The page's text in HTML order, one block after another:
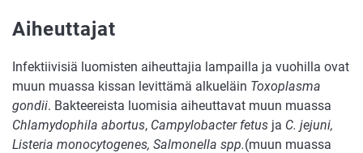
Aiheuttajat
Infektiivisiä luomisten aiheuttajia lampailla ja vuohilla ovat
muun muassa kissan levittämä alkueläin Toxoplasma
gondii. Bakteereista luomisia aiheuttavat muun muassa
Chlamydophila abortus, Campylobacter fetus ja C. jejuni,
Listeria monocytogenes, Salmonella spp.(muun muassa